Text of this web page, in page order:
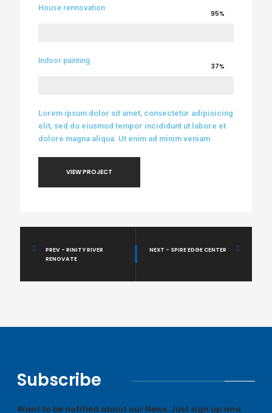
House rennovation
95%
Indoor painting
37%
Lorem ipsum dolor sit amet, consectetur adipisicing
elit, sed do eiusmod tempor incididunt ut labore et
dolore magna aliqua. Ut enim ad minim veniam
VIEW PROJECT
PREV - RINITY RIVER
RENOVATE
NEXT - SPIRE EDGE CENTER
Subscribe
Want to be notified about our News. Just sign up and